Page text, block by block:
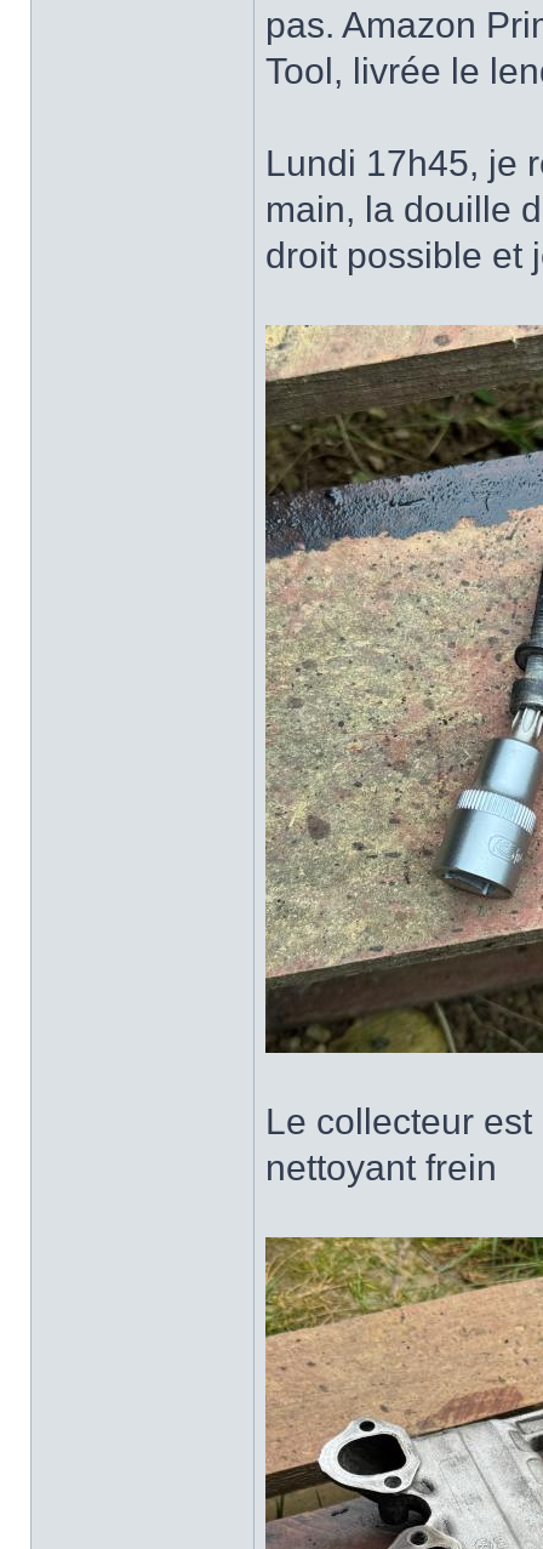
pas. Amazon
Tool, livrée le
Lundi 17h45, je
main, la douille
droit possible et
Le collecteur
nettoyant frein